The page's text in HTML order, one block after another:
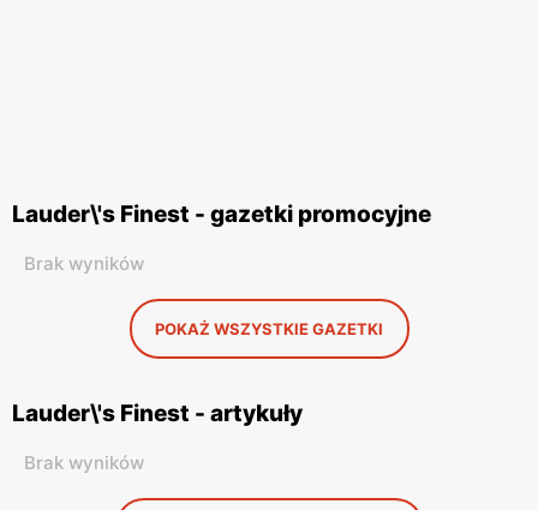
Lauder\'s Finest - gazetki promocyjne
Brak wyników
POKAŻ WSZYSTKIE GAZETKI
Lauder\'s Finest - artykuły
Brak wyników